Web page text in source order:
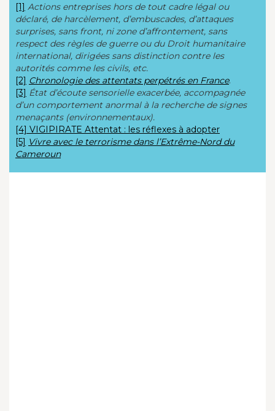
[1] Actions entreprises hors de tout cadre légal ou
déclaré, de harcèlement, d’embuscades, d’attaques
surprises, sans front, ni zone d’affrontement, sans
respect des règles de guerre ou du Droit humanitaire
international, dirigées sans distinction contre les
autorités comme les civils, etc.
[2] Chronologie des attentats perpétrés en France.
[3] État d’écoute sensorielle exacerbée, accompagnée
d’un comportement anormal à la recherche de signes
menaçants (environnementaux).
[4] VIGIPIRATE Attentat : les réflexes à adopter
[5] Vivre avec le terrorisme dans l’Extrême-Nord du
Cameroun